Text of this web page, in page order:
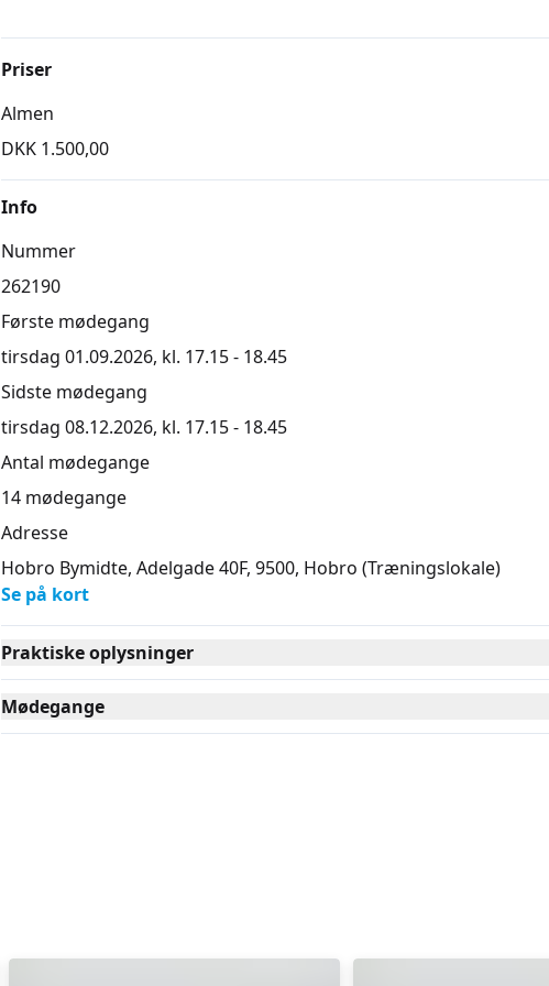
Priser
Almen
DKK 1.500,00
Info
Nummer
262190
Første mødegang
tirsdag 01.09.2026, kl. 17.15 - 18.45
Sidste mødegang
tirsdag 08.12.2026, kl. 17.15 - 18.45
Antal mødegange
14 mødegange
Adresse
Hobro Bymidte, Adelgade 40F, 9500, Hobro (Træningslokale)
Se på kort
Praktiske oplysninger
Mødegange